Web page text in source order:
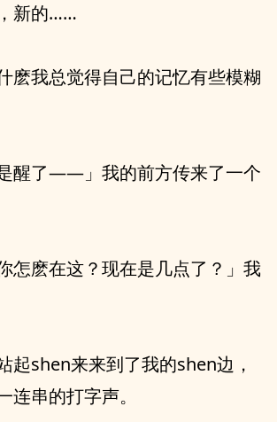
新的……
麽我总觉得自己的记忆有些模糊
是醒了——」我的前方传来了一个
怎麽在这？现在是几点了？」我
起shen来来到了我的shen边，
连串的打字声。